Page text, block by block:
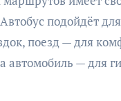
подойдёт для
поезд — для
автомобиль — для